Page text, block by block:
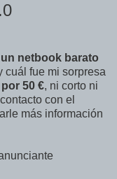
netbook barato
cuál fue mi sorpresa
50 €, ni corto ni
con el
más información